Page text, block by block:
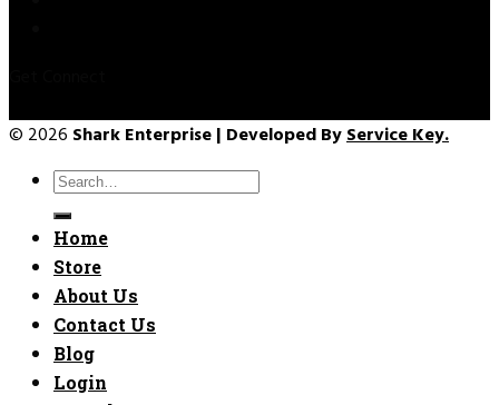
© 2026 Shark Enterprise | Developed ByService Key.
Search
for:
Home
Store
About Us
Contact Us
Blog
Login